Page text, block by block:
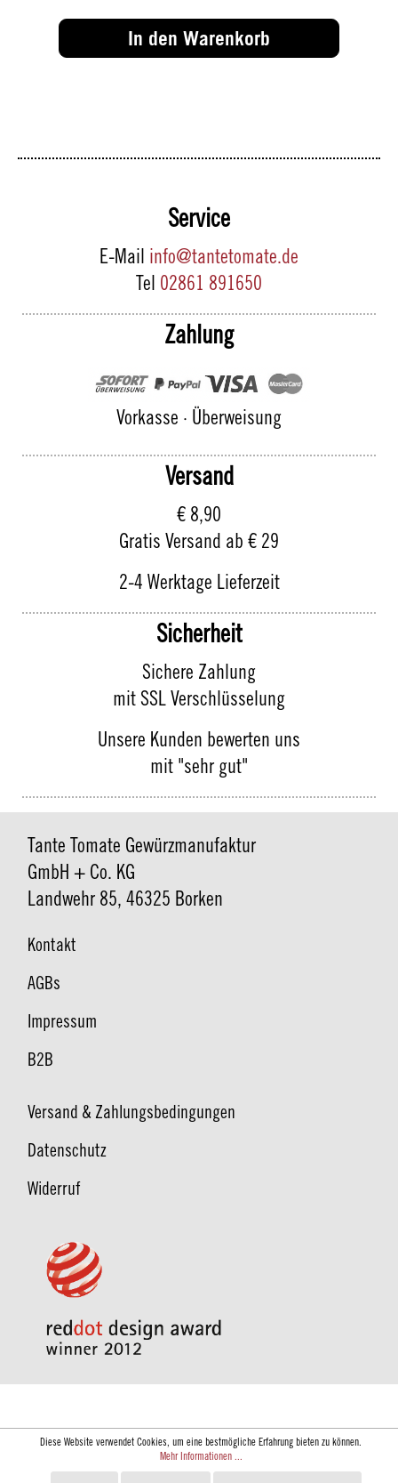
In den Warenkorb
Service
E-Mail info@tantetomate.de
Tel 02861 891650
Zahlung
Vorkasse · Überweisung
Versand
€ 8,90
Gratis Versand ab € 29
2-4 Werktage Lieferzeit
Sicherheit
Sichere Zahlung
mit SSL Verschlüsselung
Unsere Kunden bewerten uns
mit "sehr gut"
Tante Tomate Gewürzmanufaktur
GmbH + Co. KG
Landwehr 85, 46325 Borken
Kontakt
AGBs
Impressum
B2B
Versand & Zahlungsbedingungen
Datenschutz
Widerruf
Diese Website verwendet Cookies, um eine bestmögliche Erfahrung bieten zu können.
Mehr Informationen ...